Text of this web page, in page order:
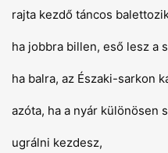
rajta kezdő táncos
ha jobbra billen, eső lesz a
ha balra, az Északi-sarkon
azóta, ha a nyár különösen
ugrálni kezdesz,